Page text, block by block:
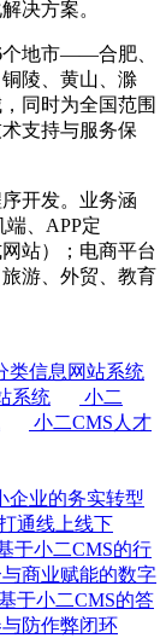
决方案。
个地市——合肥、
陵、黄山、滁
同时为全国范围
支持与服务保
开发。业务涵
、APP定
站）；电商平台
游、外贸、教育
类信息网站系统
系统
小二
小二CMS人才
企业的务实转型
通线上线下
于小二CMS的行
商业赋能的数字
于小二CMS的答
防作弊闭环